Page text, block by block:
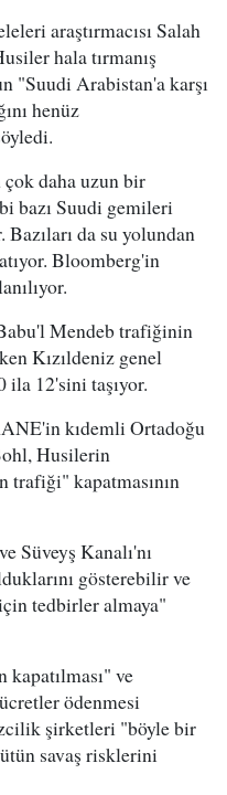
araştırmacısı Salah
hala tırmanış
"Suudi Arabistan'a karşı
henüz
daha uzun bir
bazı Suudi gemileri
da su yolundan
Bloomberg'in
Mendeb trafiğinin
Kızıldeniz genel
12'sini taşıyor.
kıdemli Ortadoğu
Husilerin
trafiği" kapatmasının
Süveyş Kanalı'nı
gösterebilir ve
tedbirler almaya"
ve
ödenmesi
şirketleri "böyle bir
savaş risklerini